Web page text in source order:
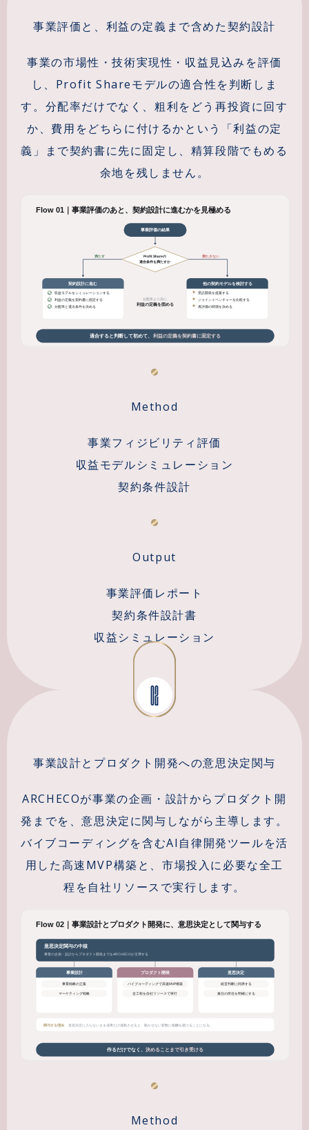
事業評価と、利益の定義まで含めた契約設計
事業の市場性・技術実現性・収益見込みを評価
し、Profit Shareモデルの適合性を判断しま
す。分配率だけでなく、粗利をどう再投資に回す
か、費用をどちらに付けるかという「利益の定
義」まで契約書に先に固定し、精算段階でもめる
余地を残しません。
Method
事業フィジビリティ評価
収益モデルシミュレーション
契約条件設計
Output
事業評価レポート
契約条件設計書
収益シミュレーション
02
事業設計とプロダクト開発への意思決定関与
ARCHECOが事業の企画・設計からプロダクト開
発までを、意思決定に関与しながら主導します。
バイブコーディングを含むAI自律開発ツールを活
用した高速MVP構築と、市場投入に必要な全工
程を自社リソースで実行します。
Method